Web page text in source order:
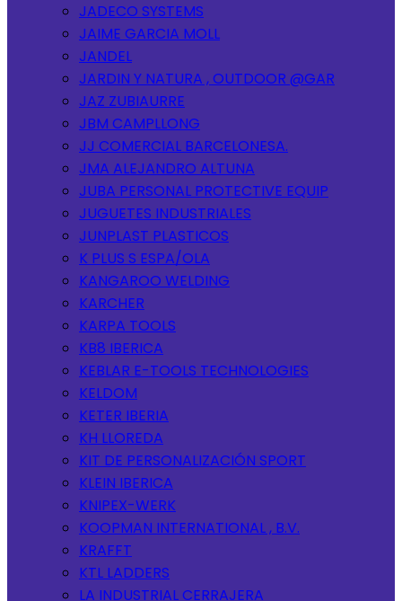
JADECO SYSTEMS
JAIME GARCIA MOLL
JANDEL
JARDIN Y NATURA , OUTDOOR @GAR
JAZ ZUBIAURRE
JBM CAMPLLONG
JJ COMERCIAL BARCELONESA.
JMA ALEJANDRO ALTUNA
JUBA PERSONAL PROTECTIVE EQUIP
JUGUETES INDUSTRIALES
JUNPLAST PLASTICOS
K PLUS S ESPA/OLA
KANGAROO WELDING
KARCHER
KARPA TOOLS
KB8 IBERICA
KEBLAR E-TOOLS TECHNOLOGIES
KELDOM
KETER IBERIA
KH LLOREDA
KIT DE PERSONALIZACIÓN SPORT
KLEIN IBERICA
KNIPEX-WERK
KOOPMAN INTERNATIONAL , B.V.
KRAFFT
KTL LADDERS
LA INDUSTRIAL CERRAJERA